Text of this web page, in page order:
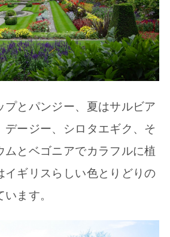
プとパンジー、夏はサルビア
デージー、シロタエギク、そ
ムとベゴニアでカラフルに植
イギリスらしい色とりどりの
ます。